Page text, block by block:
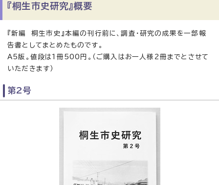
『桐生市史研究』概要
『新編 桐生市史』本編の刊行前に、調査・研究の成果を一部報
告書としてまとめたものです。
A5版。値段は1冊500円。（ご購入はお一人様2冊までとさせて
いただきます）
第2号